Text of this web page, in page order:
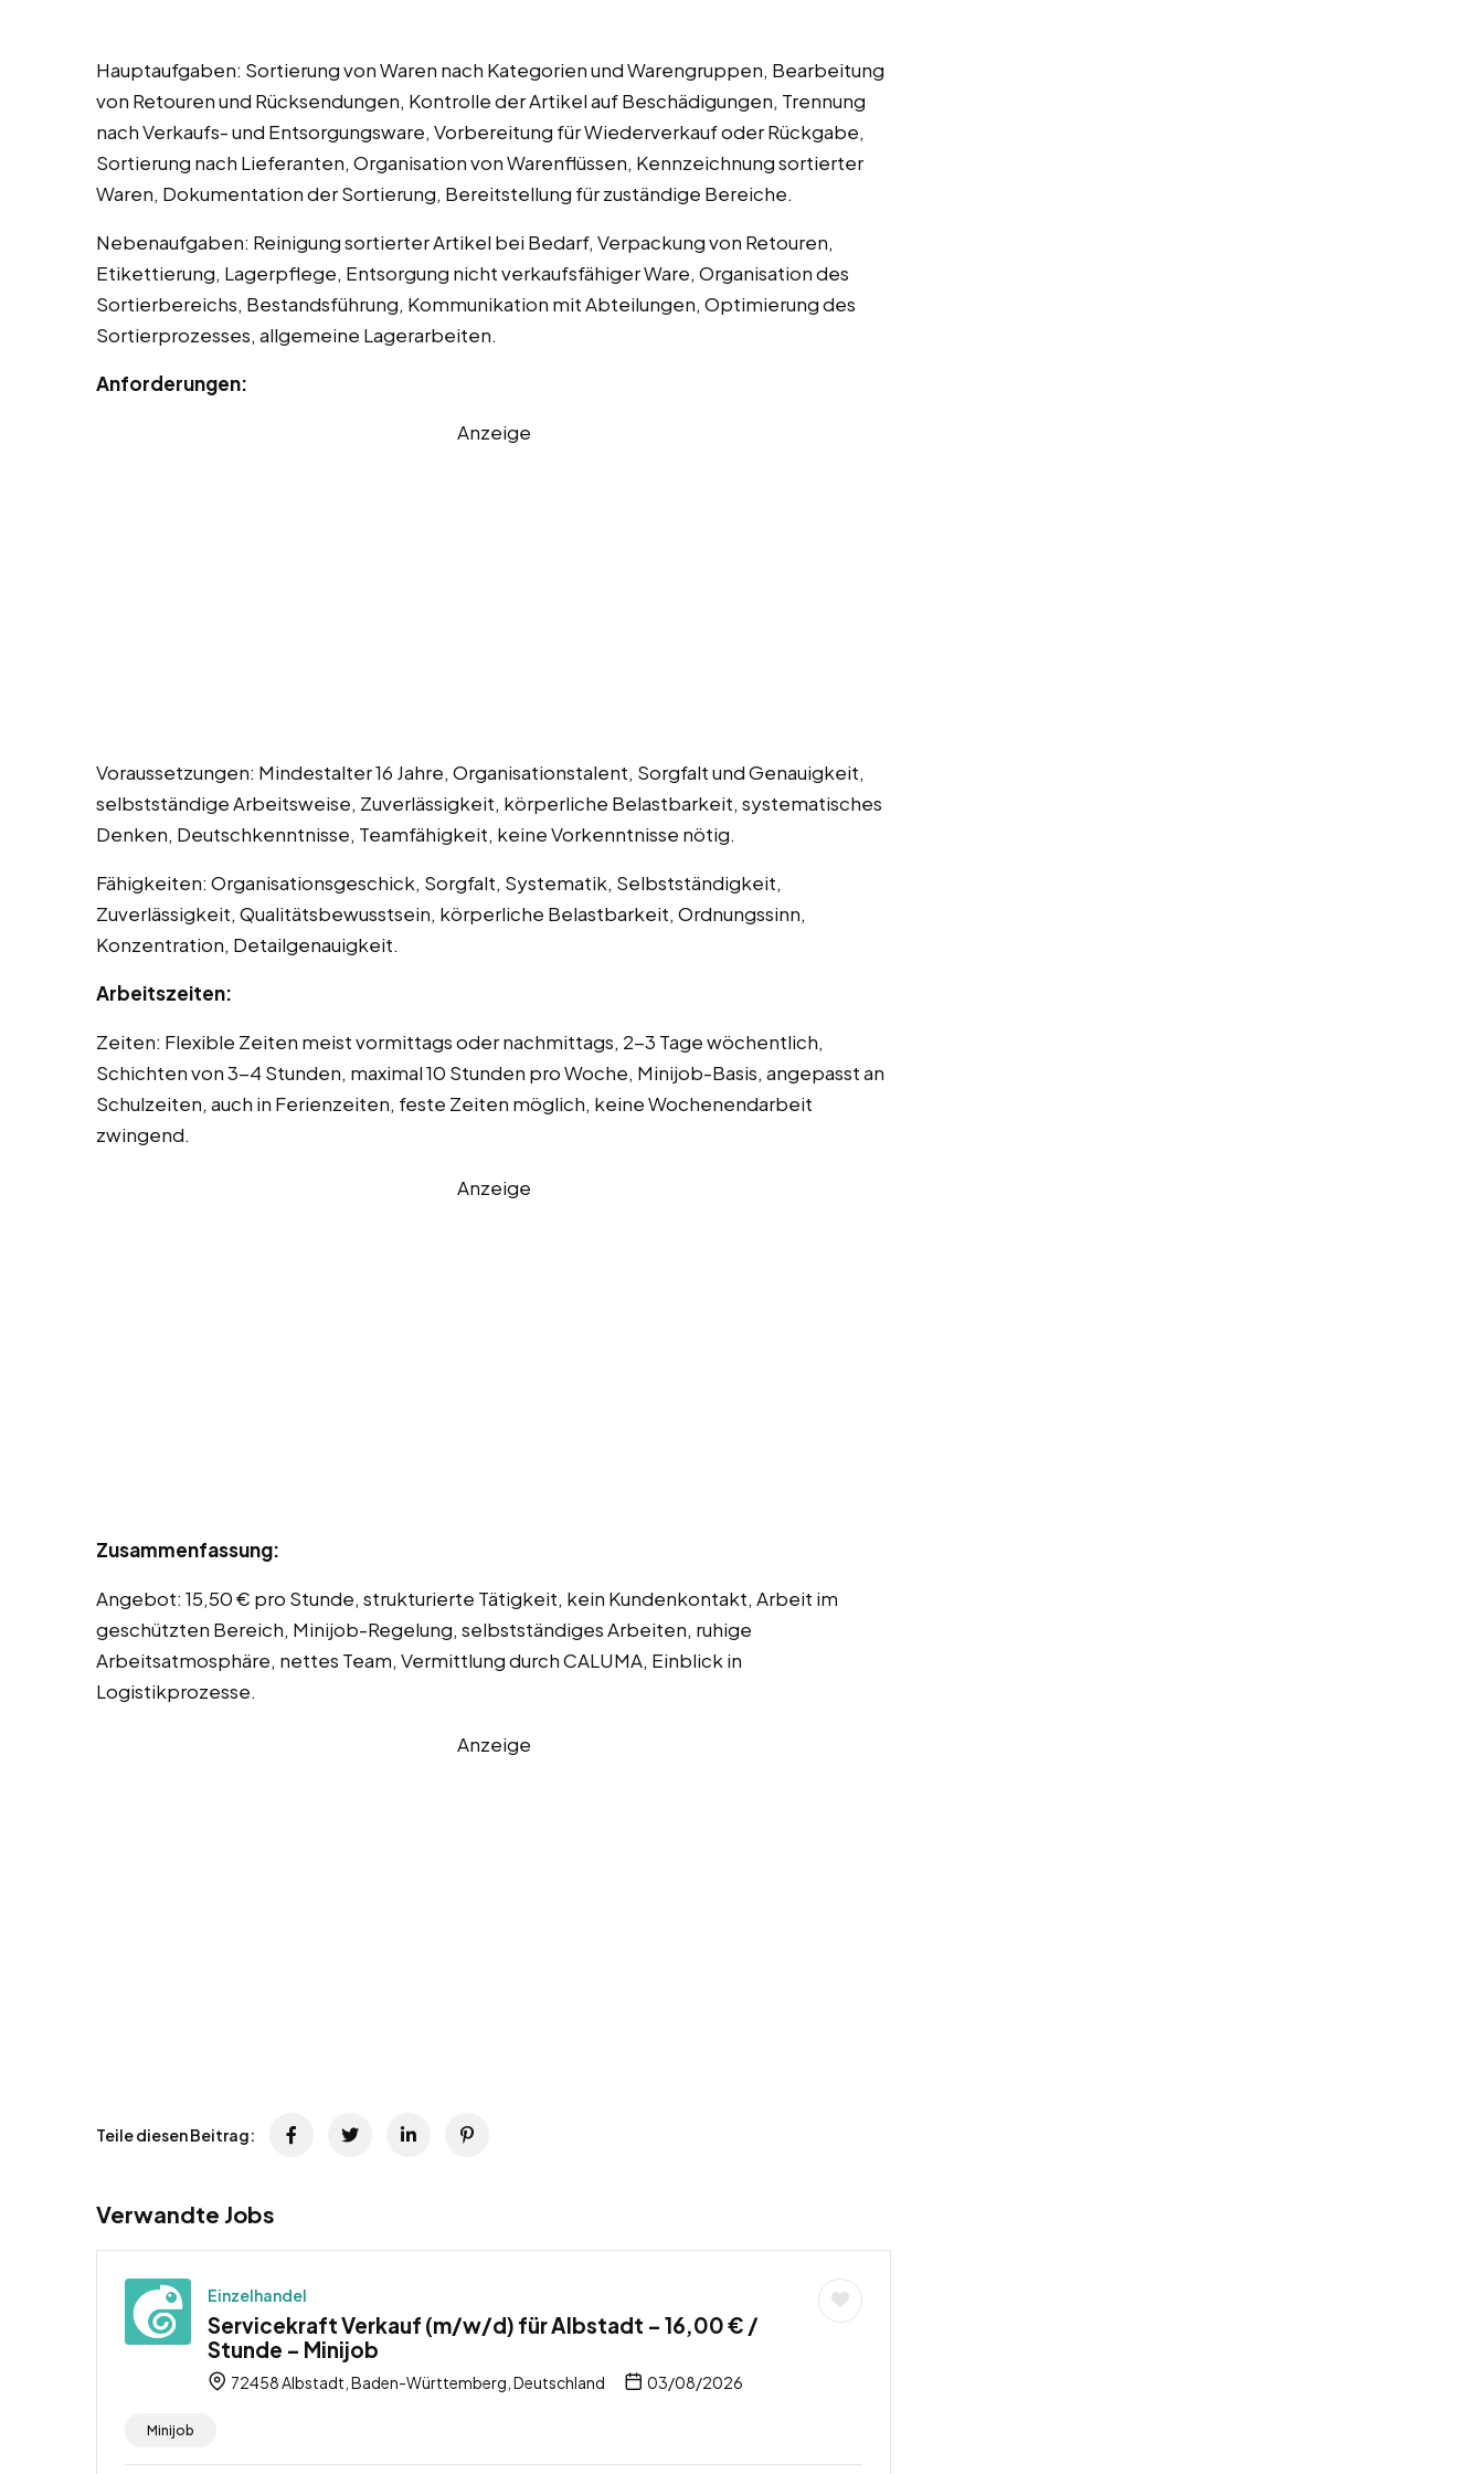
Hauptaufgaben: Sortierung von Waren nach Kategorien und Warengruppen, Bearbeitung
von Retouren und Rücksendungen, Kontrolle der Artikel auf Beschädigungen, Trennung
nach Verkaufs- und Entsorgungsware, Vorbereitung für Wiederverkauf oder Rückgabe,
Sortierung nach Lieferanten, Organisation von Warenflüssen, Kennzeichnung sortierter
Waren, Dokumentation der Sortierung, Bereitstellung für zuständige Bereiche.
Nebenaufgaben: Reinigung sortierter Artikel bei Bedarf, Verpackung von Retouren,
Etikettierung, Lagerpflege, Entsorgung nicht verkaufsfähiger Ware, Organisation des
Sortierbereichs, Bestandsführung, Kommunikation mit Abteilungen, Optimierung des
Sortierprozesses, allgemeine Lagerarbeiten.
Anforderungen:
Anzeige
Voraussetzungen: Mindestalter 16 Jahre, Organisationstalent, Sorgfalt und Genauigkeit,
selbstständige Arbeitsweise, Zuverlässigkeit, körperliche Belastbarkeit, systematisches
Denken, Deutschkenntnisse, Teamfähigkeit, keine Vorkenntnisse nötig.
Fähigkeiten: Organisationsgeschick, Sorgfalt, Systematik, Selbstständigkeit,
Zuverlässigkeit, Qualitätsbewusstsein, körperliche Belastbarkeit, Ordnungssinn,
Konzentration, Detailgenauigkeit.
Arbeitszeiten:
Zeiten: Flexible Zeiten meist vormittags oder nachmittags, 2-3 Tage wöchentlich,
Schichten von 3-4 Stunden, maximal 10 Stunden pro Woche, Minijob-Basis, angepasst an
Schulzeiten, auch in Ferienzeiten, feste Zeiten möglich, keine Wochenendarbeit
zwingend.
Anzeige
Zusammenfassung:
Angebot: 15,50 € pro Stunde, strukturierte Tätigkeit, kein Kundenkontakt, Arbeit im
geschützten Bereich, Minijob-Regelung, selbstständiges Arbeiten, ruhige
Arbeitsatmosphäre, nettes Team, Vermittlung durch CALUMA, Einblick in
Logistikprozesse.
Anzeige
Teile diesen Beitrag:
Verwandte Jobs
Einzelhandel
Servicekraft Verkauf (m/w/d) für Albstadt – 16,00 € /
Stunde – Minijob
72458 Albstadt, Baden-Württemberg, Deutschland 03/08/2026
Minijob